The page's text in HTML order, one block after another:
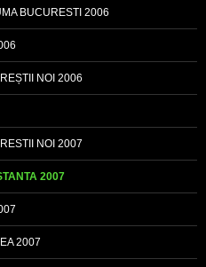
BUCURESTI 2006
NOI 2006
NOI 2007
2007
2007